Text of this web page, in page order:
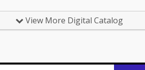
View More Digital Catalog